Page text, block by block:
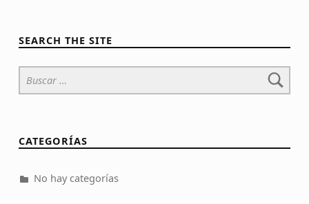
SEARCH THE SITE
Buscar:
CATEGORÍAS
No hay categorías